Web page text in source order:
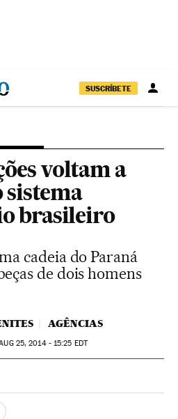
SUSCRÍBETE
voltam a
sistema
brasileiro
cadeia do Paraná
de dois homens
AGÊNCIAS
25, 2014 - 15:25 EDT
Sociales